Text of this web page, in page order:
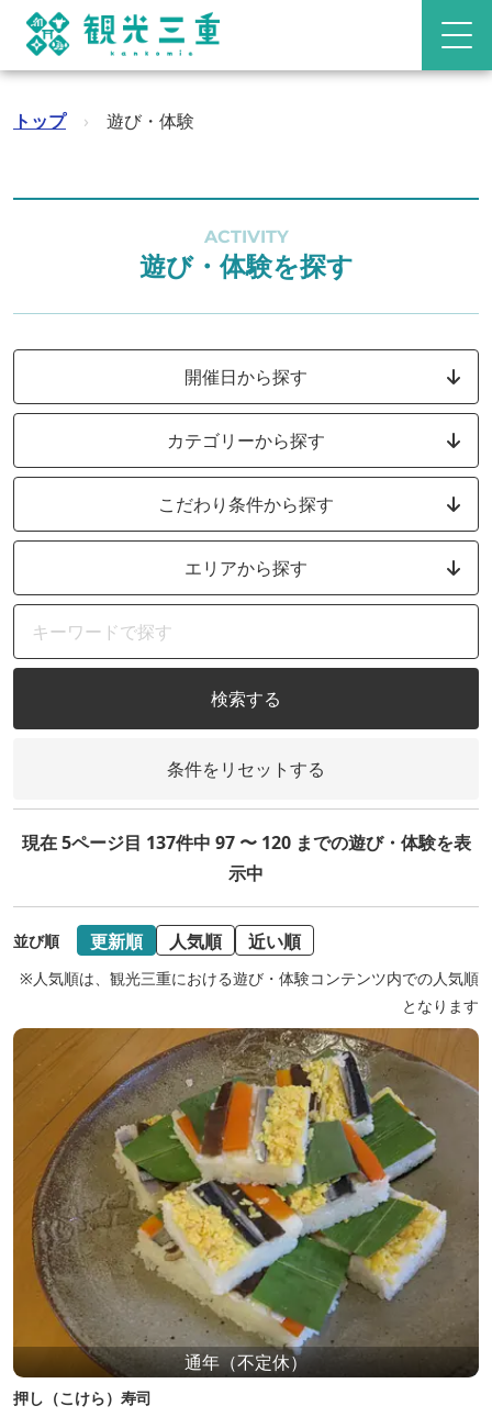
トップ › 遊び・体験
ACTIVITY
遊び・体験を探す
開催日から探す
カテゴリーから探す
こだわり条件から探す
エリアから探す
検索する
条件をリセットする
現在 5ページ目 137件中 97 〜 120 までの遊び・体験を表
示中
並び順 更新順 人気順 近い順
※人気順は、観光三重における遊び・体験コンテンツ内での人気順
となります
通年（不定休）
押し（こけら）寿司